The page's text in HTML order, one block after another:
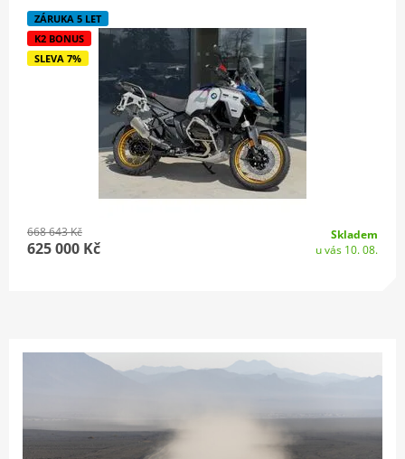
ZÁRUKA 5 LET
K2 BONUS
SLEVA 7%
668 643 Kč
625 000 Kč
Skladem
u vás 10. 08.